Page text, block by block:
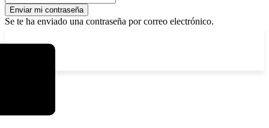
Se te ha enviado una contraseña por correo electrónico.